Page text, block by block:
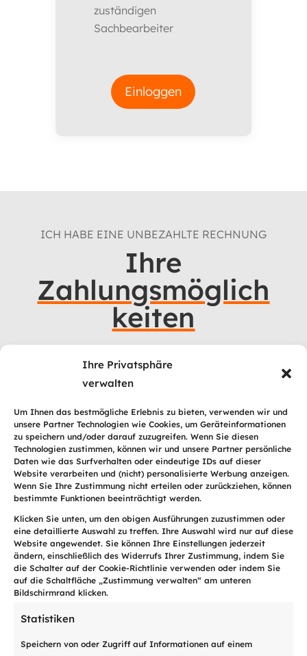
Ihre Privatsphäre
verwalten
Um Ihnen das bestmögliche Erlebnis zu bieten, verwenden wir und
unsere Partner Technologien wie Cookies, um Geräteinformationen
zu speichern und/oder darauf zuzugreifen. Wenn Sie diesen
Technologien zustimmen, können wir und unsere Partner persönliche
Daten wie das Surfverhalten oder eindeutige IDs auf dieser
Website verarbeiten und (nicht) personalisierte Werbung anzeigen.
Wenn Sie Ihre Zustimmung nicht erteilen oder zurückziehen, können
bestimmte Funktionen beeinträchtigt werden.
Klicken Sie unten, um den obigen Ausführungen zuzustimmen oder
eine detaillierte Auswahl zu treffen. Ihre Auswahl wird nur auf diese
Website angewendet. Sie können Ihre Einstellungen jederzeit
ändern, einschließlich des Widerrufs Ihrer Zustimmung, indem Sie
die Schalter auf der Cookie-Richtlinie verwenden oder indem Sie
auf die Schaltfläche „Zustimmung verwalten“ am unteren
Bildschirmrand klicken.
Statistiken
Speichern von oder Zugriff auf Informationen auf einem
zuständigen
Sachbearbeiter
Einloggen
ICH HABE EINE UNBEZAHLTE RECHNUNG
Ihre
Zahlungsmöglich
keiten

Auf dem Online-Portalpay-
mezahlen
Loggen Sie sich in das Online-Portalpay-
meein mit den im Briefkopf des
erhaltenen Schreibens angegebenen
Informationen (Ihre Debitorennummer
und Ihr Passwort).
PayPal, PostFinance oder QR-Rechnung